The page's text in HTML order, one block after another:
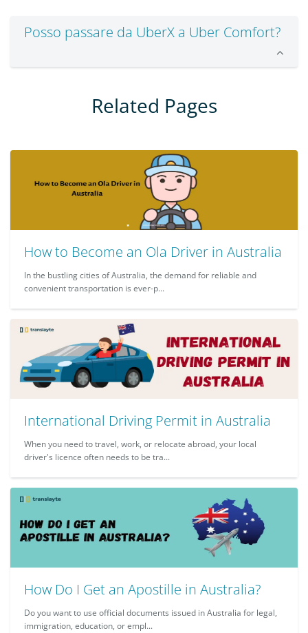
Posso passare da UberX a Uber Comfort?
Related Pages
How to Become an Ola Driver in Australia
In the bustling cities of Australia, the demand for reliable and
convenient transportation is ever-p...
International Driving Permit in Australia
When you need to travel, work, or relocate abroad, your local
driver's licence often needs to be tra...
How Do I Get an Apostille in Australia?
Do you want to use official documents issued in Australia for legal,
immigration, education, or empl...